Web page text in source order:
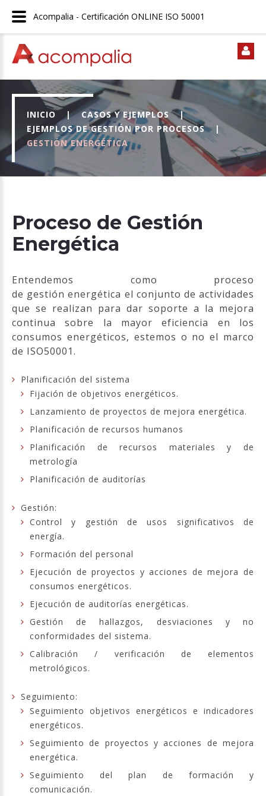
INICIO | CASOS Y EJEMPLOS
|
EJEMPLOS DE GESTIÓN POR PROCESOS
|
GESTIÓN ENERGÉTICA
Proceso de Gestión
Energética
Entendemos como proceso
de gestión energética el conjunto de actividades
que se realizan para dar soporte a la mejora
continua sobre la mayor eficiencia en los
consumos energéticos, estemos o no el marco
de ISO50001.
Planificación del sistema
Fijación de objetivos energéticos.
Lanzamiento de proyectos de mejora energética.
Planificación de recursos humanos
Planificación de recursos materiales y de
metrología
Planificación de auditorías
Gestión:
Control y gestión de usos significativos de
energía.
Formación del personal
Ejecución de proyectos y acciones de mejora de
consumos energéticos.
Ejecución de auditorías energéticas.
Gestión de hallazgos, desviaciones y no
conformidades del sistema.
Calibración / verificación de elementos
metrológicos.
Seguimiento:
Seguimiento objetivos energéticos e indicadores
energéticos.
Seguimiento de proyectos y acciones de mejora
energética.
Seguimiento del plan de formación y
comunicación.
Acompalia - Certificación ONLINE ISO 50001